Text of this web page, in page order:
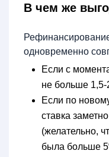
В чем же
одновременно
Если с
не больше 1,5-
Если по
ставка
(желательно,
была больше